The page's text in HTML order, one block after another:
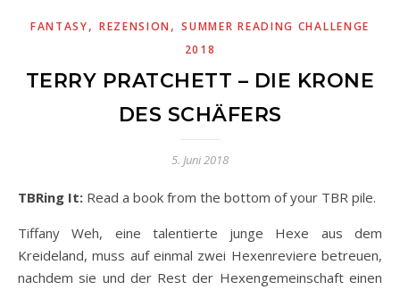
FANTASY, REZENSION ,SUMMER READING CHALLENGE
2018
TERRY PRATCHETT – DIE KRONE
DES SCHÄFERS
5. Juni 2018
TBRing It: Read a book from the bottom of your TBR pile.
Tiffany Weh, eine talentierte junge Hexe aus dem
Kreideland, muss auf einmal zwei Hexenreviere betreuen,
nachdem sie und der Rest der Hexengemeinschaft einen